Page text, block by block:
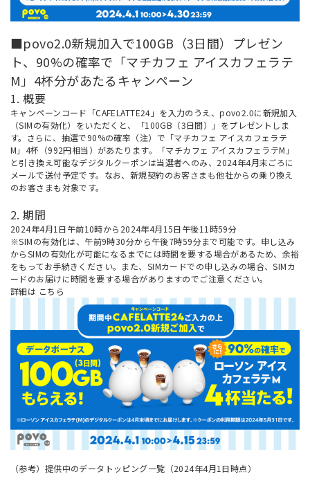
■povo2.0新規加入で100GB（3日間）プレゼン
ト、90%の確率で「マチカフェ アイスカフェラテ
M」4杯分があたるキャンペーン
1. 概要
キャンペーンコード「CAFELATTE24」を入力のうえ、povo2.0に新規加入
（SIMの有効化）をいただくと、「100GB（3日間）」をプレゼントしま
す。さらに、抽選で90%の確率（注）で「マチカフェ アイスカフェラテ
M」4杯（992円相当）があたります。「マチカフェ アイスカフェラテM」
と引き換え可能なデジタルクーポンは当選者へのみ、2024年4月末ごろに
メールで送付予定です。なお、新規契約のお客さまも他社からの乗り換え
のお客さまも対象です。
2. 期間
2024年4月1日午前10時から2024年4月15日午後11時59分
※SIMの有効化は、午前9時30分から午後7時59分まで可能です。申し込み
からSIMの有効化が可能になるまでには時間を要する場合があるため、余裕
をもってお手続きください。また、SIMカードでの申し込みの場合、SIMカ
ードのお届けに時間を要する場合がありますのでご注意ください。
詳細は こちら
（参考）提供中のデータトッピング一覧（2024年4月1日時点）